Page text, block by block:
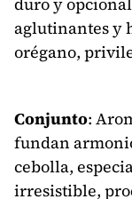
aglutinantes y
orégano,
Conjunto:
fundan
cebolla,
irresistible,